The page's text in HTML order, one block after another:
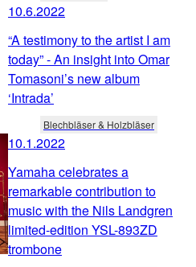
10.6.2022
“A testimony to the artist I am
today” - An insight into Omar
Tomasoni’s new album
‘Intrada’
Blechbläser & Holzbläser
10.1.2022
Yamaha celebrates a
remarkable contribution to
music with the Nils Landgren
limited-edition YSL-893ZD
trombone